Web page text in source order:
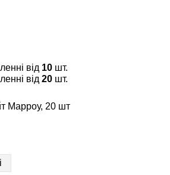
від 10 шт.
від 20 шт.
Марроу, 20 шт
«Рязаночка»
кристаллические
в палочках
лист» Успех
колорадского жука